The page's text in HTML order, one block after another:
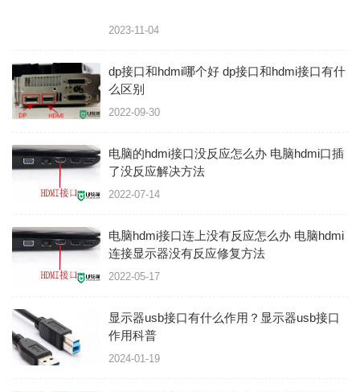
2023-11-04
dp接口和hdmi哪个好 dp接口和hdmi接口有什
么区别
2022-09-30
电脑的hdmi接口没反应怎么办 电脑hdmi口插
了没反应解决方法
2022-07-14
电脑hdmi接口连上没有反应怎么办 电脑hdmi
连接显示器没有反应修复方法
2022-05-17
显示器usb接口有什么作用？显示器usb接口
作用科普
2024-01-19